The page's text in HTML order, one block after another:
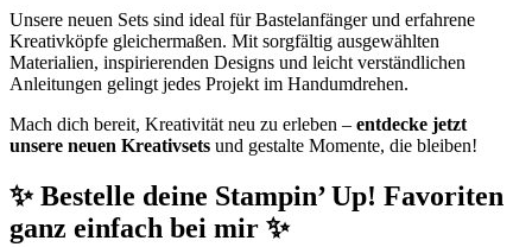
Unsere neuen Sets sind ideal für Bastelanfänger und erfahrene
Kreativköpfe gleichermaßen. Mit sorgfältig ausgewählten
Materialien, inspirierenden Designs und leicht verständlichen
Anleitungen gelingt jedes Projekt im Handumdrehen.
Mach dich bereit, Kreativität neu zu erleben – entdecke jetzt
unsere neuen Kreativsets und gestalte Momente, die bleiben!
✨ Bestelle deine Stampin’ Up! Favoriten
ganz einfach bei mir ✨